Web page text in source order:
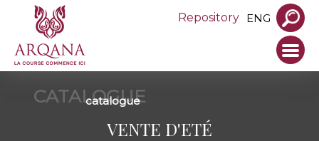
Repository ENG
CATALOGUE
catalogue
VENTE D'ETÉ